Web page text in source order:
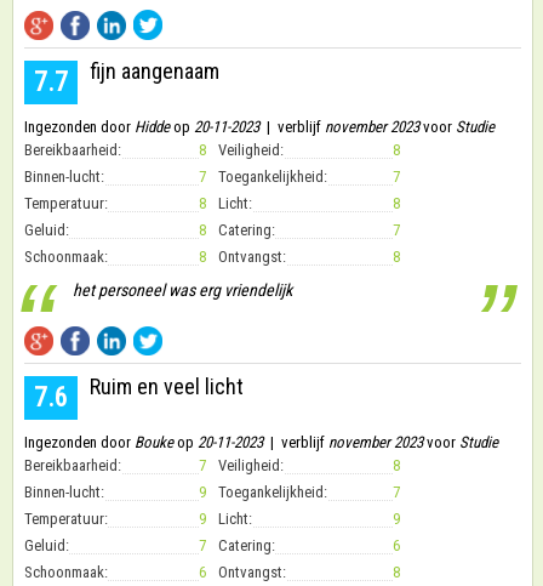
7.7 fijn aangenaam
Ingezonden door Hiddeop 20-11-2023| verblijf november 2023voor Studie
Bereikbaarheid:
8 Veiligheid:
8
Binnen-lucht:
7 Toegankelijkheid:
7
Temperatuur:
8 Licht:
8
Geluid:
8 Catering:
7
Schoonmaak:
8 Ontvangst: 8
“ het personeel was erg vriendelijk ”
7.6 Ruim en veel licht
Ingezonden door Boukeop 20-11-2023| verblijf november 2023voor Studie
Bereikbaarheid:
7 Veiligheid:
8
Binnen-lucht:
9 Toegankelijkheid:
7
Temperatuur:
9 Licht:
9
Geluid:
7 Catering:
6
Schoonmaak:
6 Ontvangst: 8